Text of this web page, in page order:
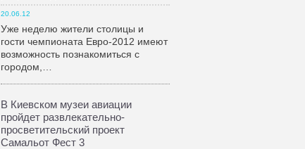
20.06.12
Уже неделю жители столицы и
гости чемпионата Евро-2012 имеют
возможность познакомиться с
городом,…
В Киевском музеи авиации
пройдет развлекательно-
просветительский проект
Самальот Фест 3